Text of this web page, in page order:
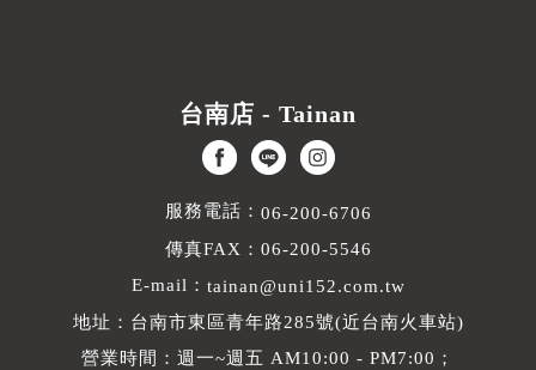
台南店 - Tainan
服務電話： 06-200-6706
傳真FAX：06-200-5546
E-mail： tainan@uni152.com.tw
地址：台南市東區青年路285號(近台南火車站)
營業時間：週一~週五 AM10:00 - PM7:00；